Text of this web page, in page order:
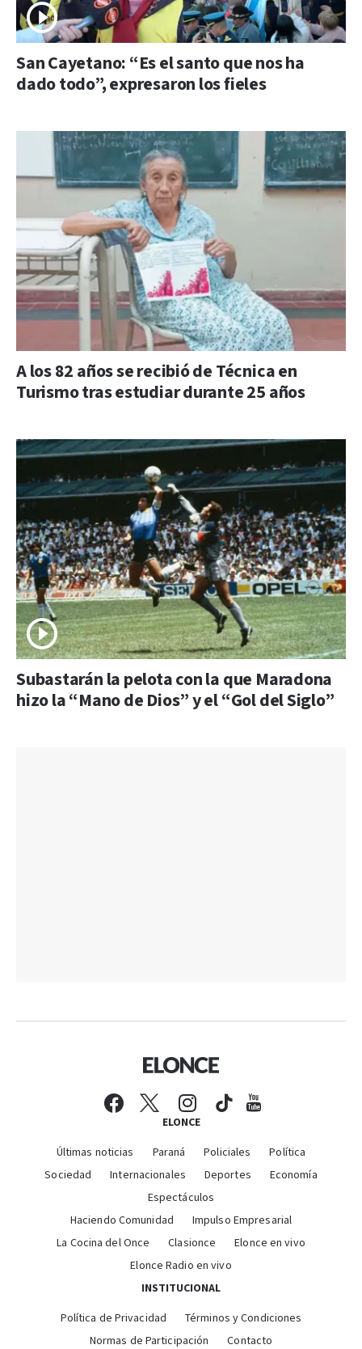
San Cayetano: “Es el santo que nos ha
dado todo”, expresaron los fieles
A los 82 años se recibió de Técnica en
Turismo tras estudiar durante 25 años
Subastarán la pelota con la que Maradona
hizo la “Mano de Dios” y el “Gol del Siglo”
ELONCE
Últimas noticias Paraná Policiales
Política
Sociedad
Internacionales Deportes
Economía
Espectáculos
Haciendo Comunidad
Impulso Empresarial
La Cocina del Once
Clasionce
Elonce en vivo
Elonce Radio en vivo
INSTITUCIONAL
Política de Privacidad
Términos y Condiciones
Normas de Participación
Contacto